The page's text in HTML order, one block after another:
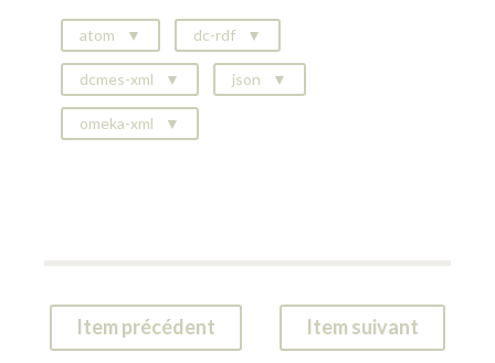
atom dc-rdf
dcmes-xml json
omeka-xml
Item précédent Item suivant